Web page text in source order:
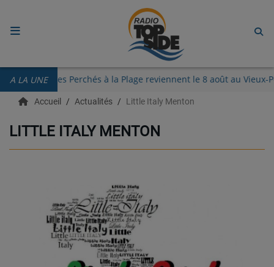
A LA UNE
Guinguettes des Perchés à la Plage reviennent le 8 août au
RADIO
ECOUTER
RECHERCHE DE TITRES
LIVE DJ
Accueil Actualités Little Italy Menton
LITTLE ITALY MENTON